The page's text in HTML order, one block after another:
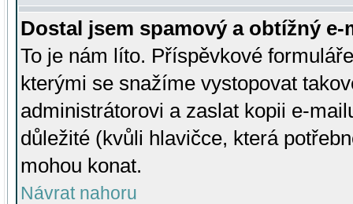
Dostal jsem spamový a obtížný
To je nám líto. Příspěvkové
kterými se snažíme vystopovat
administrátorovi a zaslat kopii e-
důležité (kvůli hlavičce, která
mohou konat.
Návrat nahoru